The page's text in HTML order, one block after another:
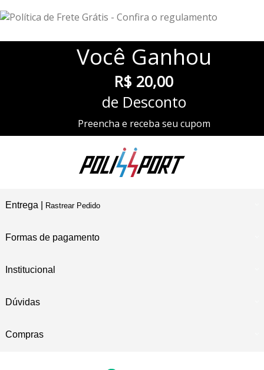
Você Ganhou
R$ 20,00
de Desconto
Preencha e receba seu cupom
Entrega | Rastrear Pedido
Formas de pagamento
Institucional
Dúvidas
Compras